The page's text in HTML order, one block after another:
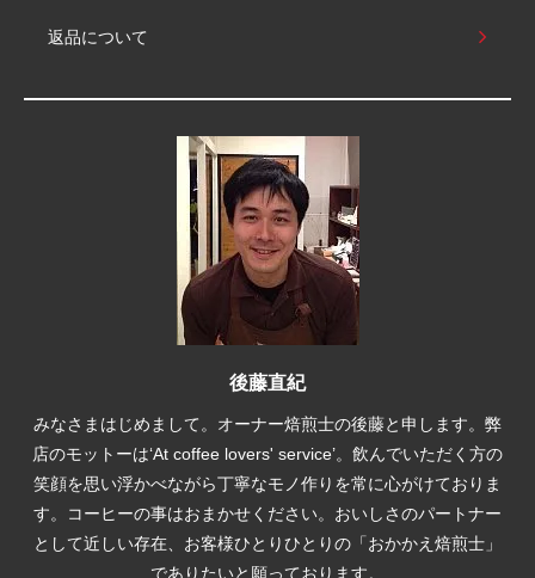
返品について
後藤直紀
みなさまはじめまして。オーナー焙煎士の後藤と申します。弊
店のモットーは‘At coffee lovers' service’。飲んでいただく方の
笑顔を思い浮かべながら丁寧なモノ作りを常に心がけておりま
す。コーヒーの事はおまかせください。おいしさのパートナー
として近しい存在、お客様ひとりひとりの「おかかえ焙煎士」
でありたいと願っております。